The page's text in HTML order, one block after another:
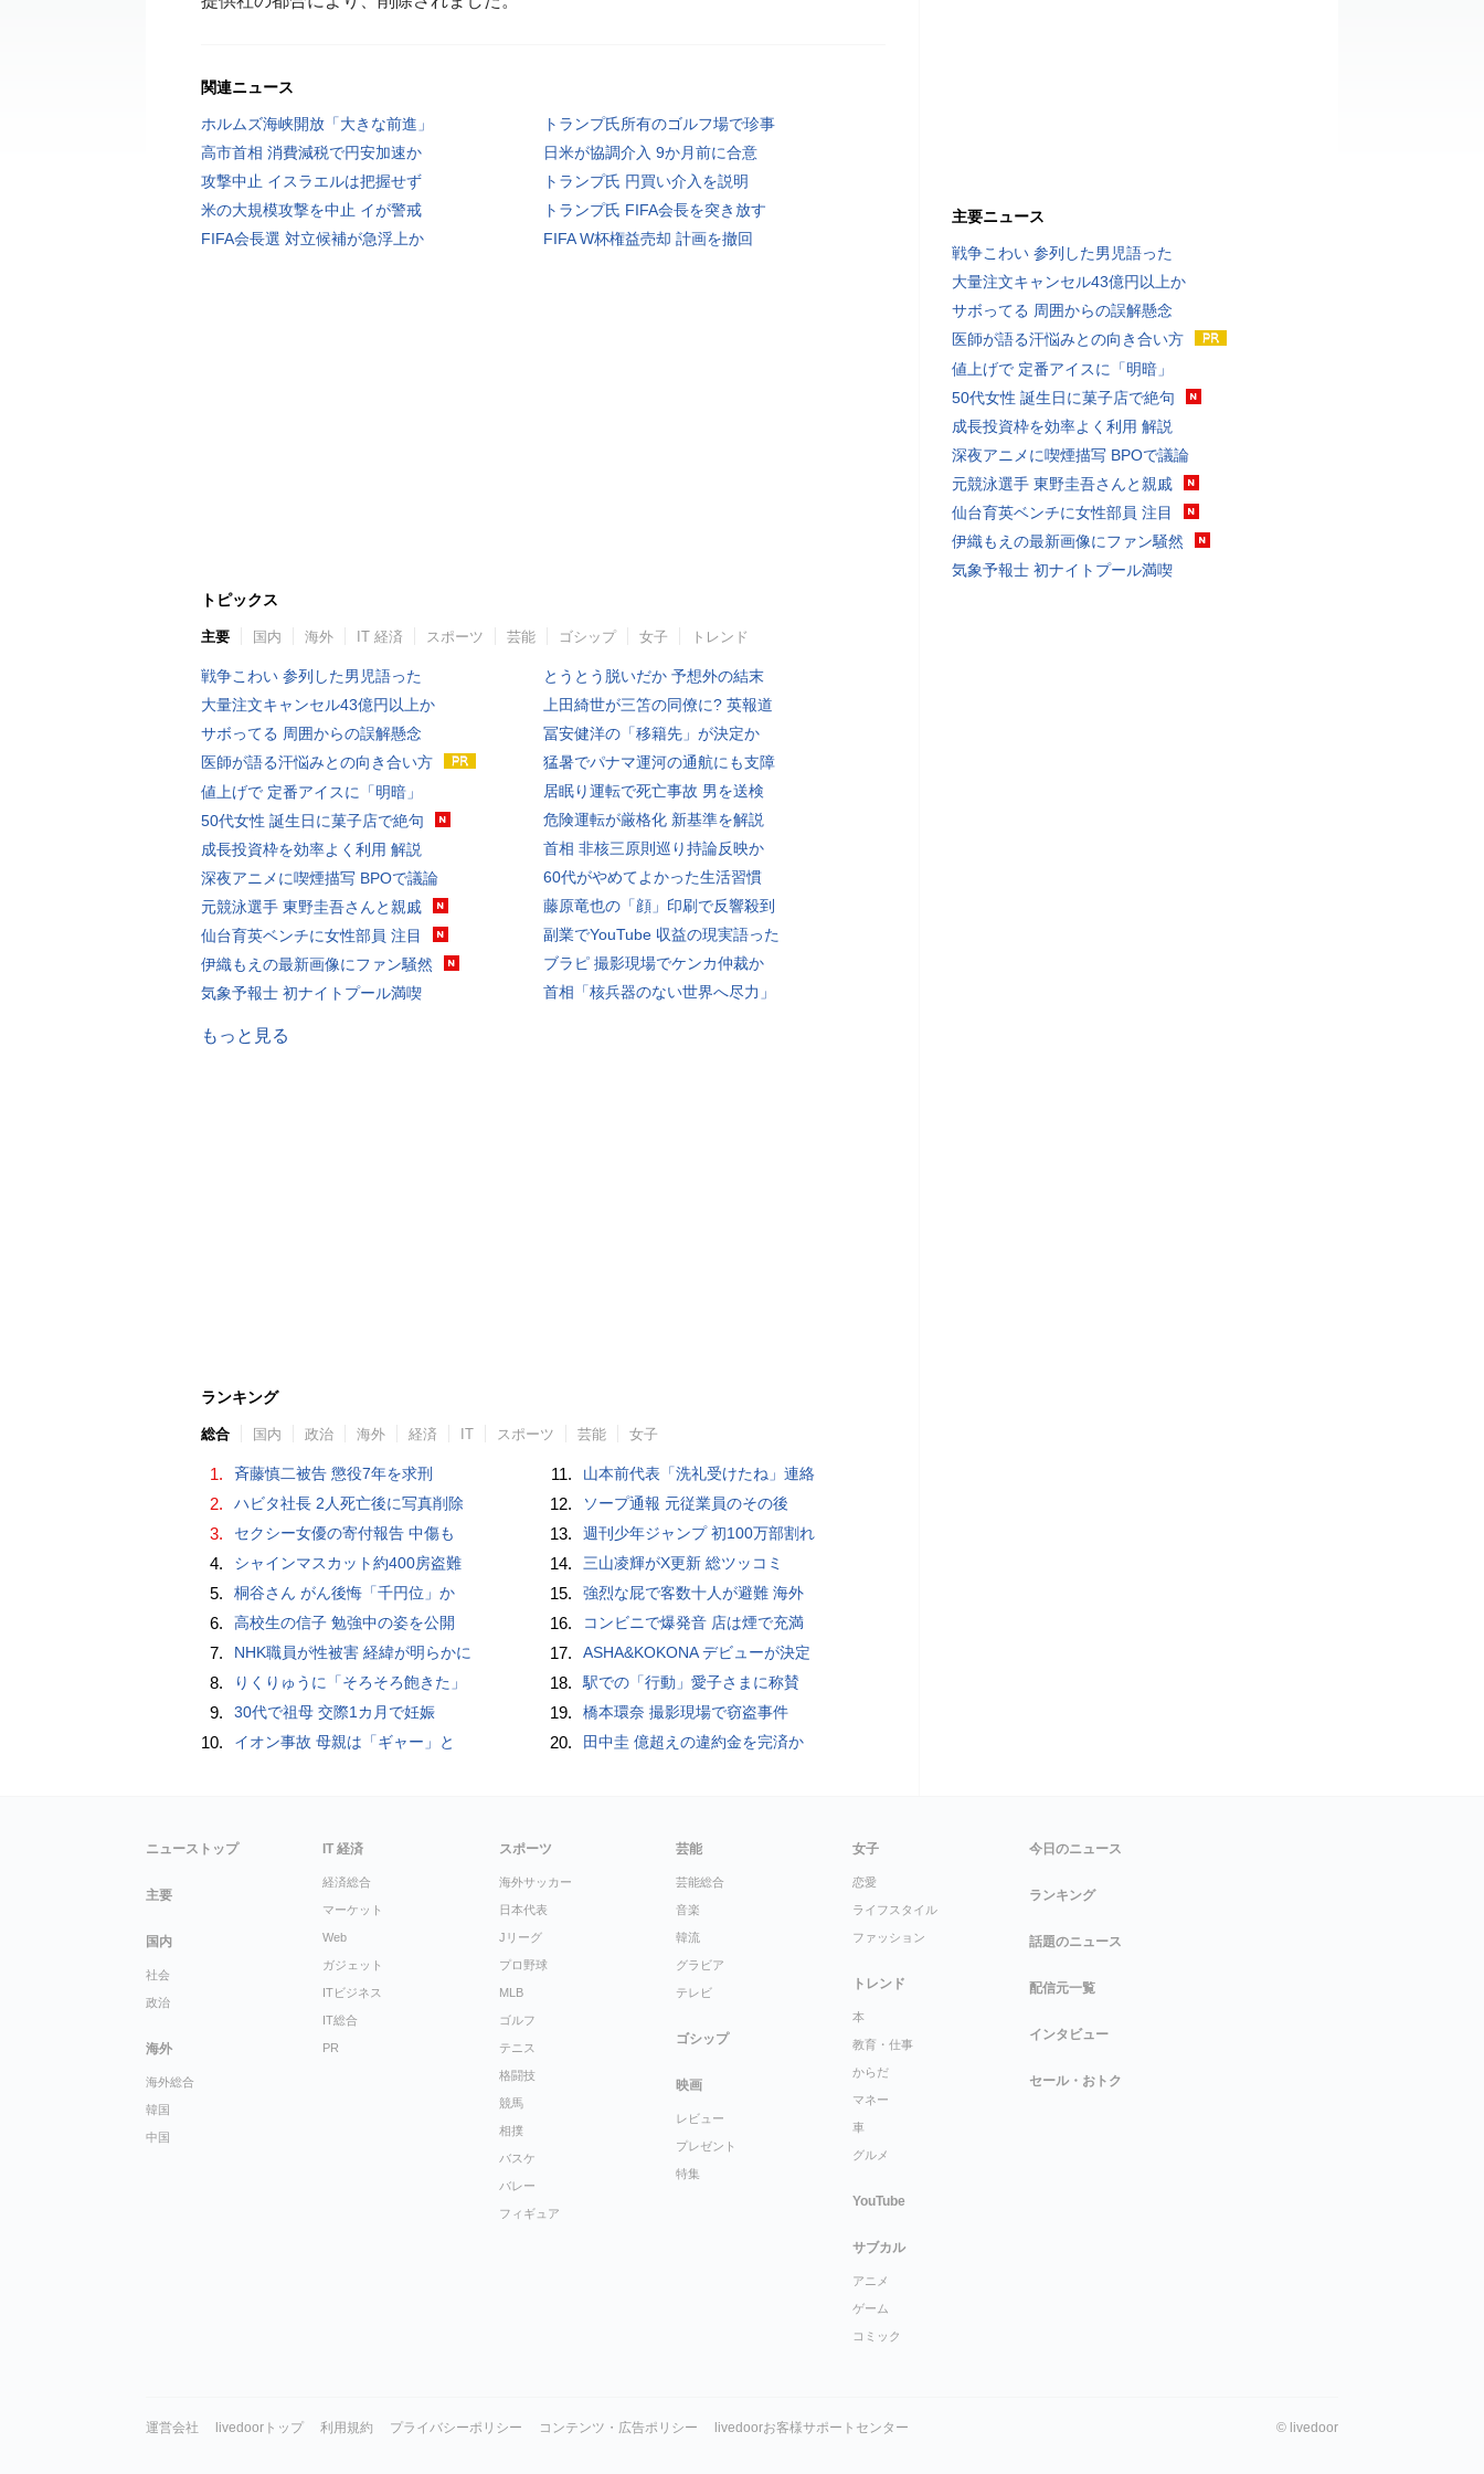
関連ニュース
ホルムズ海峡開放「大きな前進」
トランプ氏所有のゴルフ場で珍事
高市首相 消費減税で円安加速か
日米が協調介入 9か月前に合意
攻撃中止 イスラエルは把握せず
トランプ氏 円買い介入を説明
米の大規模攻撃を中止 イが警戒
トランプ氏 FIFA会長を突き放す
FIFA会長選 対立候補が急浮上か
FIFA W杯権益売却 計画を撤回
トピックス
主要 国内 海外 IT 経済 スポーツ 芸能 ゴシップ 女子 トレンド
戦争こわい 参列した男児語った
大量注文キャンセル43億円以上か
サボってる 周囲からの誤解懸念
医師が語る汗悩みとの向き合い方
値上げで 定番アイスに「明暗」
50代女性 誕生日に菓子店で絶句
成長投資枠を効率よく利用 解説
深夜アニメに喫煙描写 BPOで議論
元競泳選手 東野圭吾さんと親戚
仙台育英ベンチに女性部員 注目
伊織もえの最新画像にファン騒然
気象予報士 初ナイトプール満喫
とうとう脱いだか 予想外の結末
上田綺世が三笘の同僚に? 英報道
冨安健洋の「移籍先」が決定か
猛暑でパナマ運河の通航にも支障
居眠り運転で死亡事故 男を送検
危険運転が厳格化 新基準を解説
首相 非核三原則巡り持論反映か
60代がやめてよかった生活習慣
藤原竜也の「顔」印刷で反響殺到
副業でYouTube 収益の現実語った
ブラピ 撮影現場でケンカ仲裁か
首相「核兵器のない世界へ尽力」
もっと見る
ランキング
総合 国内 政治 海外 経済 IT スポーツ 芸能 女子
1. 斉藤慎二被告 懲役7年を求刑
2. ハビタ社長 2人死亡後に写真削除
3. セクシー女優の寄付報告 中傷も
4. シャインマスカット約400房盗難
5. 桐谷さん がん後悔「千円位」か
6. 高校生の信子 勉強中の姿を公開
7. NHK職員が性被害 経緯が明らかに
8. りくりゅうに「そろそろ飽きた」
9. 30代で祖母 交際1カ月で妊娠
10. イオン事故 母親は「ギャー」と
11. 山本前代表「洗礼受けたね」連絡
12. ソープ通報 元従業員のその後
13. 週刊少年ジャンプ 初100万部割れ
14. 三山凌輝がX更新 総ツッコミ
15. 強烈な屁で客数十人が避難 海外
16. コンビニで爆発音 店は煙で充満
17. ASHA&KOKONA デビューが決定
18. 駅での「行動」愛子さまに称賛
19. 橋本環奈 撮影現場で窃盗事件
20. 田中圭 億超えの違約金を完済か
主要ニュース
戦争こわい 参列した男児語った
大量注文キャンセル43億円以上か
サボってる 周囲からの誤解懸念
医師が語る汗悩みとの向き合い方
値上げで 定番アイスに「明暗」
50代女性 誕生日に菓子店で絶句
成長投資枠を効率よく利用 解説
深夜アニメに喫煙描写 BPOで議論
元競泳選手 東野圭吾さんと親戚
仙台育英ベンチに女性部員 注目
伊織もえの最新画像にファン騒然
気象予報士 初ナイトプール満喫
ニューストップ
主要
国内
社会
政治
海外
海外総合
韓国
中国
IT 経済
経済総合
マーケット
Web
ガジェット
ITビジネス
IT総合
PR
スポーツ
海外サッカー
日本代表
Jリーグ
プロ野球
MLB
ゴルフ
テニス
格闘技
競馬
相撲
バスケ
バレー
フィギュア
芸能
芸能総合
音楽
韓流
グラビア
テレビ
ゴシップ
映画
レビュー
プレゼント
特集
女子
恋愛
ライフスタイル
ファッション
トレンド
本
教育・仕事
からだ
マネー
車
グルメ
YouTube
サブカル
アニメ
ゲーム
コミック
今日のニュース
ランキング
話題のニュース
配信元一覧
インタビュー
セール・おトク
運営会社 livedoorトップ 利用規約 プライバシーポリシー コンテンツ・広告ポリシー livedoorお客様サポートセンター © livedoor